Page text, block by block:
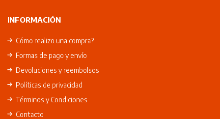
INFORMACIÓN
Cómo realizo una compra?
Formas de pago y envío
Devoluciones y reembolsos
Políticas de privacidad
Términos y Condiciones
Contacto